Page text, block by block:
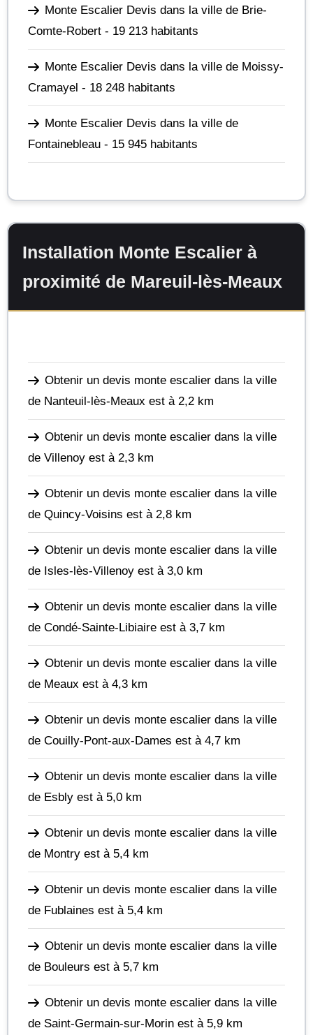
Monte Escalier Devis dans la ville de Brie-
Comte-Robert - 19 213 habitants
Monte Escalier Devis dans la ville de Moissy-
Cramayel - 18 248 habitants
Monte Escalier Devis dans la ville de
Fontainebleau - 15 945 habitants
Installation Monte Escalier à
proximité de Mareuil-lès-Meaux
Obtenir un devis monte escalier dans la ville
de Nanteuil-lès-Meaux est à 2,2 km
Obtenir un devis monte escalier dans la ville
de Villenoy est à 2,3 km
Obtenir un devis monte escalier dans la ville
de Quincy-Voisins est à 2,8 km
Obtenir un devis monte escalier dans la ville
de Isles-lès-Villenoy est à 3,0 km
Obtenir un devis monte escalier dans la ville
de Condé-Sainte-Libiaire est à 3,7 km
Obtenir un devis monte escalier dans la ville
de Meaux est à 4,3 km
Obtenir un devis monte escalier dans la ville
de Couilly-Pont-aux-Dames est à 4,7 km
Obtenir un devis monte escalier dans la ville
de Esbly est à 5,0 km
Obtenir un devis monte escalier dans la ville
de Montry est à 5,4 km
Obtenir un devis monte escalier dans la ville
de Fublaines est à 5,4 km
Obtenir un devis monte escalier dans la ville
de Bouleurs est à 5,7 km
Obtenir un devis monte escalier dans la ville
de Saint-Germain-sur-Morin est à 5,9 km